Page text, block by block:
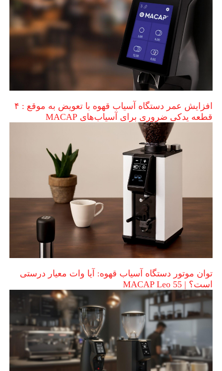
افزایش عمر دستگاه آسیاب قهوه با تعویض به موقع : ۴
قطعه یدکی ضروری برای آسیاب‌های MACAP
توان موتور دستگاه آسیاب قهوه: آیا وات معیار درستی
است؟ | MACAP Leo 55